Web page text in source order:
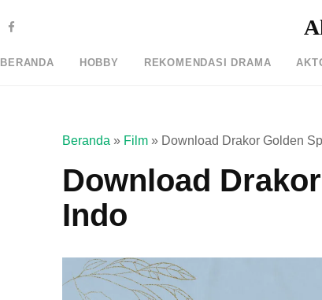
BERANDA HOBBY REKOMENDASI DRAMA
Beranda » Film » Download Drakor Golden
Download
Indo